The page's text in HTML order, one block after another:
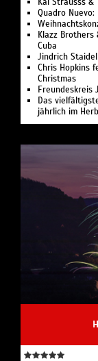
Quadro
Klazz Brothers
Cuba
Jindrich
Chris Hopkins
Christmas
Freundeskreis
Das
jährlich im